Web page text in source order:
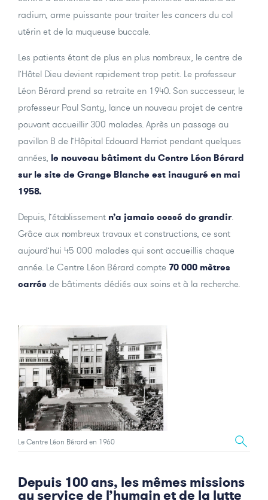
radium, arme puissante pour traiter les cancers du col
utérin et de la muqueuse buccale.
Les patients étant de plus en plus nombreux, le centre de
l’Hôtel Dieu devient rapidement trop petit. Le professeur
Léon Bérard prend sa retraite en 1940. Son successeur, le
professeur Paul Santy, lance un nouveau projet de centre
pouvant accueillir 300 malades. Après un passage au
pavillon B de l’Hôpital Edouard Herriot pendant quelques
années, le nouveau bâtiment du Centre Léon Bérard
sur le site de Grange Blanche est inauguré en mai
1958.
Depuis, l’établissement n’a jamais cessé de grandir.
Grâce aux nombreux travaux et constructions, ce sont
aujourd’hui 45 000 malades qui sont accueillis chaque
année. Le Centre Léon Bérard compte 70 000 mètres
carrés de bâtiments dédiés aux soins et à la recherche.
Le Centre Léon Bérard en 1960
Depuis 100 ans, les mêmes missions
au service de l’humain et de la lutte